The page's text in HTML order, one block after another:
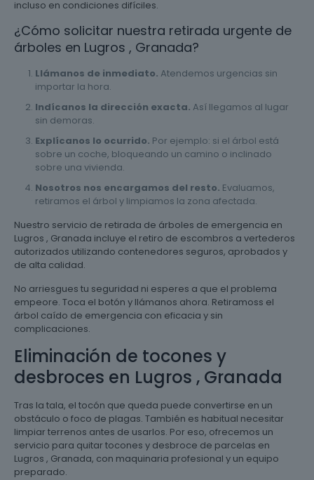
incluso en condiciones difíciles.
¿Cómo solicitar nuestra retirada urgente de
árboles en Lugros , Granada?
Llámanos de inmediato. Atendemos urgencias sin
importar la hora.
Indícanos la dirección exacta. Así llegamos al lugar
sin demoras.
Explícanos lo ocurrido. Por ejemplo: si el árbol está
sobre un coche, bloqueando un camino o inclinado
sobre una vivienda.
Nosotros nos encargamos del resto. Evaluamos,
retiramos el árbol y limpiamos la zona afectada.
Nuestro servicio de retirada de árboles de emergencia en
Lugros , Granada incluye el retiro de escombros a vertederos
autorizados utilizando contenedores seguros, aprobados y
de alta calidad.
No arriesgues tu seguridad ni esperes a que el problema
empeore. Toca el botón y llámanos ahora. Retiramoss el
árbol caído de emergencia con eficacia y sin
complicaciones.
Eliminación de tocones y
desbroces en Lugros , Granada
Tras la tala, el tocón que queda puede convertirse en un
obstáculo o foco de plagas. También es habitual necesitar
limpiar terrenos antes de usarlos. Por eso, ofrecemos un
servicio para quitar tocones y desbroce de parcelas en
Lugros , Granada, con maquinaria profesional y un equipo
preparado.